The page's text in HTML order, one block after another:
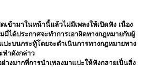
เข้ามาในหน้านี้แล้วไม่มีเพลงให้เปิดฟัง เนื่อง
มี่ได้ประกาศจะทำการเอาผิดทางกฎหมายกับผู้
ปะบนกระทู้โดยจะดำเนินการทางกฎหมายทาง
ทำดังกล่าว
างมากที่การนำเพลงมาแปะให้ฟังกลายเป็นสิ่ง